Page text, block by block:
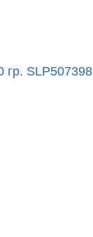
гр. SLP507398